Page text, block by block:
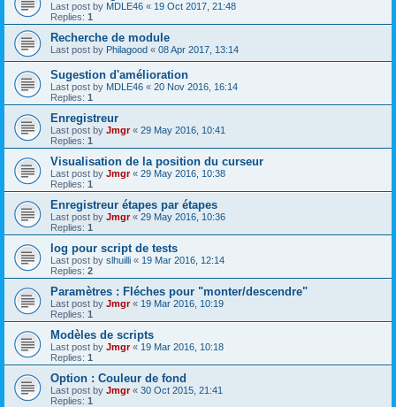
Last post by MDLE46 « 19 Oct 2017, 21:48
Replies: 1
Recherche de module
Last post by Philagood « 08 Apr 2017, 13:14
Sugestion d'amélioration
Last post by MDLE46 « 20 Nov 2016, 16:14
Replies: 1
Enregistreur
Last post by Jmgr« 29 May 2016, 10:41
Replies: 1
Visualisation de la position du curseur
Last post by Jmgr« 29 May 2016, 10:38
Replies: 1
Enregistreur étapes par étapes
Last post by Jmgr« 29 May 2016, 10:36
Replies: 1
log pour script de tests
Last post by slhuilli « 19 Mar 2016, 12:14
Replies: 2
Paramètres : Fléches pour "monter/descendre"
Last post by Jmgr« 19 Mar 2016, 10:19
Replies: 1
Modèles de scripts
Last post by Jmgr« 19 Mar 2016, 10:18
Replies: 1
Option : Couleur de fond
Last post by Jmgr« 30 Oct 2015, 21:41
Replies: 1